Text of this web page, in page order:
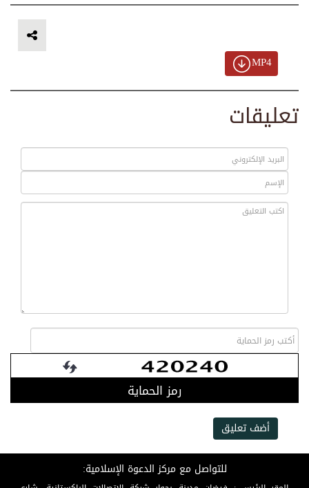
MP4
تعليقات
رمز الحماية
أضف تعليق
للتواصل مع مركز الدعوة الإسلامية: